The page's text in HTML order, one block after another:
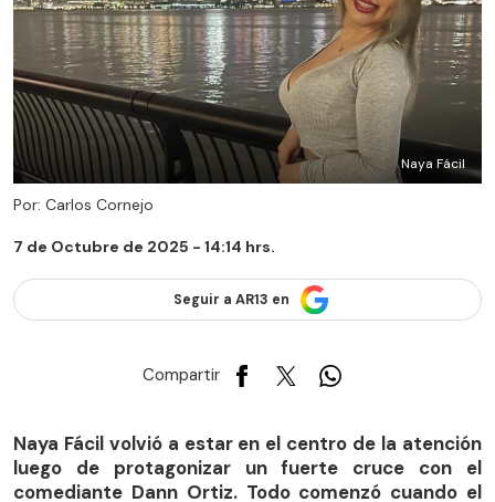
Naya Fácil
Por: Carlos Cornejo
7 de Octubre de 2025 - 14:14 hrs.
Seguir a AR13 en
Compartir
Naya Fácil volvió a estar en el centro de la atención
luego de protagonizar un fuerte cruce con el
comediante Dann Ortiz. Todo comenzó cuando el